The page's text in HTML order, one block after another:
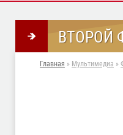
ВТОРОЙ
Главная » Мультимедиа »